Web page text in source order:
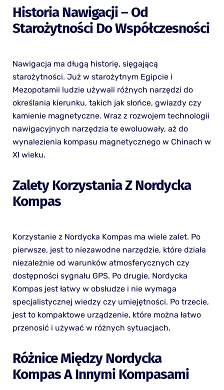
Historia Nawigacji – Od
Starożytności Do Współczesności
Nawigacja ma długą historię, sięgającą
starożytności. Już w starożytnym Egipcie i
Mezopotamii ludzie używali różnych narzędzi do
określania kierunku, takich jak słońce, gwiazdy czy
kamienie magnetyczne. Wraz z rozwojem technologii
nawigacyjnych narzędzia te ewoluowały, aż do
wynalezienia kompasu magnetycznego w Chinach w
XI wieku.
Zalety Korzystania Z Nordycka
Kompas
Korzystanie z Nordycka Kompas ma wiele zalet. Po
pierwsze, jest to niezawodne narzędzie, które działa
niezależnie od warunków atmosferycznych czy
dostępności sygnału GPS. Po drugie, Nordycka
Kompas jest łatwy w obsłudze i nie wymaga
specjalistycznej wiedzy czy umiejętności. Po trzecie,
jest to kompaktowe urządzenie, które można łatwo
przenosić i używać w różnych sytuacjach.
Różnice Między Nordycka
Kompas A Innymi Kompasami